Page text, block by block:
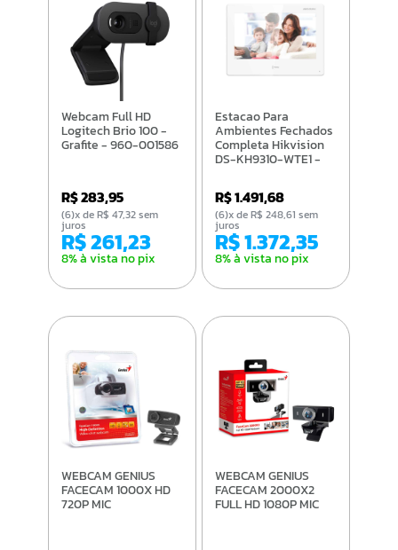
Webcam Full HD
Logitech Brio 100 -
Grafite - 960-001586
R$ 283,95
R$ 261,23
8% à vista no pix
(6)x de R$ 47,32 sem
juros
Estacao Para
Ambientes Fechados
Completa Hikvision
DS-KH9310-WTE1 -
R$ 1.491,68
R$ 1.372,35
8% à vista no pix
(6)x de R$ 248,61 sem
juros
WEBCAM GENIUS
FACECAM 1000X HD
720P MIC
WEBCAM GENIUS
FACECAM 2000X2
FULL HD 1080P MIC